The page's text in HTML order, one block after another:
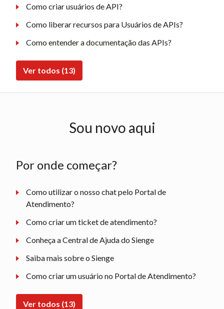
Como criar usuários de API?
Como liberar recursos para Usuários de APIs?
Como entender a documentação das APIs?
Ver todos (13)
Sou novo aqui
Por onde começar?
Como utilizar o nosso chat pelo Portal de
Atendimento?
Como criar um ticket de atendimento?
Conheça a Central de Ajuda do Sienge
Saiba mais sobre o Sienge
Como criar um usuário no Portal de Atendimento?
Ver todos (13)